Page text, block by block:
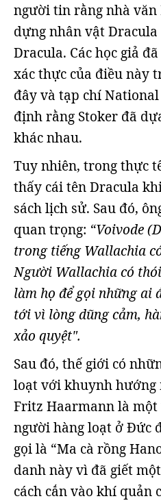
người tin rằng nhà văn
dựng nhân vật
Dracula. Các học giả
xác thực của điều này
đây và tạp chí
định rằng Stoker đã
khác nhau.
Tuy nhiên, trong thực
thấy cái tên Dracula
sách lịch sử. Sau đó,
quan trọng: “Voivode
trong tiếng Wallachia
Người Wallachia có
làm họ để gọi những ai
tới vì lòng dũng cảm,
xảo quyệt".
Sau đó, thế giới có
loạt với khuynh hướng
Fritz Haarmann là
người hàng loạt ở Đức
gọi là “Ma cà rồng
danh này vì đã giết
cách cắn vào khí quản